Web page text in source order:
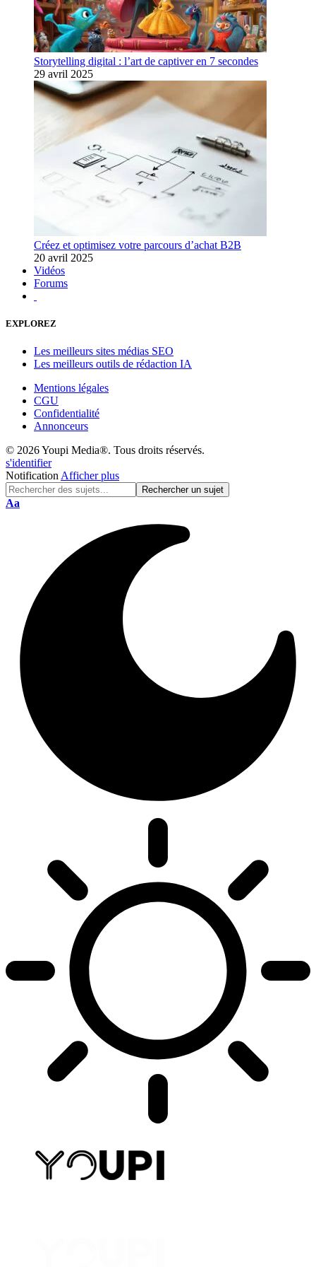
Storytelling digital : l’art de captiver en 7 secondes
29 avril 2025
Créez et optimisez votre parcours d’achat B2B
20 avril 2025
Vidéos
Forums
EXPLOREZ
Les meilleurs sites médias SEO
Les meilleurs outils de rédaction IA
Mentions légales
CGU
Confidentialité
Annonceurs
© 2026 Youpi Media®. Tous droits réservés.
s'identifier
Notification Afficher plus
Réinitialisation
Aa